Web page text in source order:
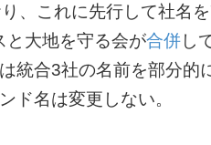
、これに先行して社名
と大地を守る会が合併し
統合3社の名前を部分的
ド名は変更しない。